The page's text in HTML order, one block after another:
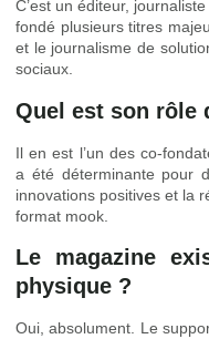
C’est un éditeur,
fondé plusieurs titres
et le journalisme de
sociaux.
Quel est son rôle
Il en est l’un des co-
a été déterminante pour
innovations positives et la
format mook.
Le magazine
physique ?
Oui, absolument. Le